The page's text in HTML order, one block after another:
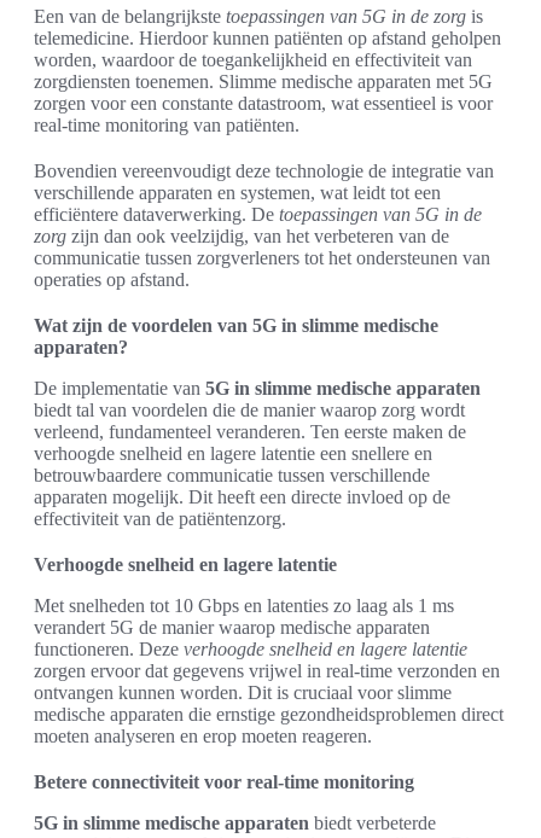
Een van de belangrijkste toepassingen van 5G in de zorg is
telemedicine. Hierdoor kunnen patiënten op afstand geholpen
worden, waardoor de toegankelijkheid en effectiviteit van
zorgdiensten toenemen. Slimme medische apparaten met 5G
zorgen voor een constante datastroom, wat essentieel is voor
real-time monitoring van patiënten.
Bovendien vereenvoudigt deze technologie de integratie van
verschillende apparaten en systemen, wat leidt tot een
efficiëntere dataverwerking. De toepassingen van 5G in de
zorg zijn dan ook veelzijdig, van het verbeteren van de
communicatie tussen zorgverleners tot het ondersteunen van
operaties op afstand.
Wat zijn de voordelen van 5G in slimme medische
apparaten?
De implementatie van 5G in slimme medische apparaten
biedt tal van voordelen die de manier waarop zorg wordt
verleend, fundamenteel veranderen. Ten eerste maken de
verhoogde snelheid en lagere latentie een snellere en
betrouwbaardere communicatie tussen verschillende
apparaten mogelijk. Dit heeft een directe invloed op de
effectiviteit van de patiëntenzorg.
Verhoogde snelheid en lagere latentie
Met snelheden tot 10 Gbps en latenties zo laag als 1 ms
verandert 5G de manier waarop medische apparaten
functioneren. Deze verhoogde snelheid en lagere latentie
zorgen ervoor dat gegevens vrijwel in real-time verzonden en
ontvangen kunnen worden. Dit is cruciaal voor slimme
medische apparaten die ernstige gezondheidsproblemen direct
moeten analyseren en erop moeten reageren.
Betere connectiviteit voor real-time monitoring
5G in slimme medische apparaten biedt verbeterde